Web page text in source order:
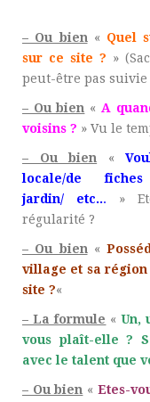
– Ou bien « Quel
sur ce site ? »
peut-être pas suivie
– Ou bien « A
voisins ? » Vu le
– Ou bien «
locale/de
jardin/ etc... »
régularité ?
– Ou bien «
village et sa
site ?«
– La formule « Un,
vous plaît-elle ?
avec le talent que
– Ou bien « Etes-